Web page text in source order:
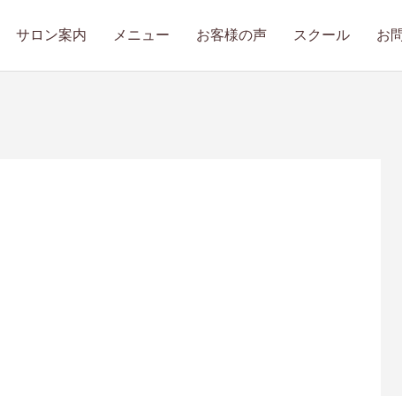
サロン案内 メニュー お客様の声 スクール お